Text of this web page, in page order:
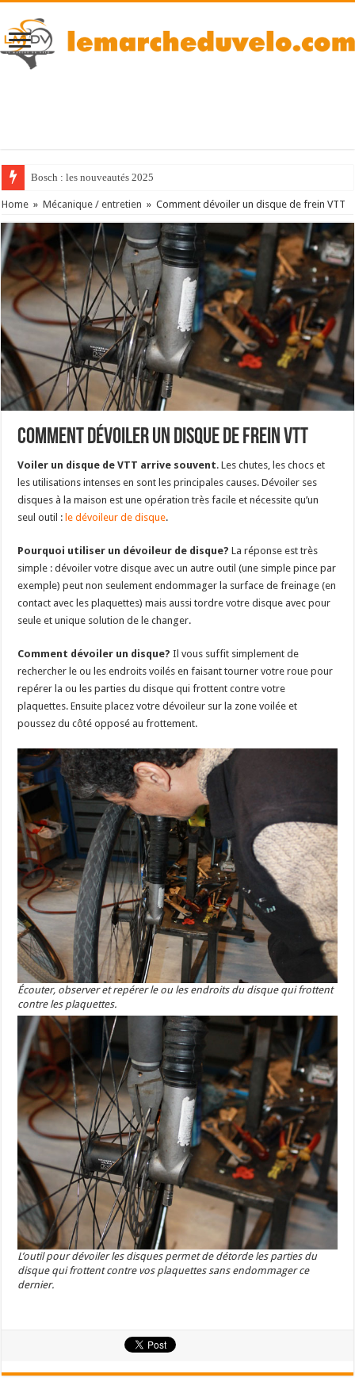
Bosch : les nouveautés 2025
Home » Mécanique / entretien » Comment dévoiler un disque de frein VTT
Comment dévoiler un disque de frein VTT
Voiler un disque de VTT arrive souvent. Les chutes, les chocs et
les utilisations intenses en sont les principales causes. Dévoiler ses
disques à la maison est une opération très facile et nécessite qu’un
seul outil : le dévoileur de disque.
Pourquoi utiliser un dévoileur de disque? La réponse est très
simple : dévoiler votre disque avec un autre outil (une simple pince par
exemple) peut non seulement endommager la surface de freinage (en
contact avec les plaquettes) mais aussi tordre votre disque avec pour
seule et unique solution de le changer.
Comment dévoiler un disque?Il vous suffit simplement de
rechercher le ou les endroits voilés en faisant tourner votre roue pour
repérer la ou les parties du disque qui frottent contre votre
plaquettes. Ensuite placez votre dévoileur sur la zone voilée et
poussez du côté opposé au frottement.
Écouter, observer et repérer le ou les endroits du disque qui frottent
contre les plaquettes.
L’outil pour dévoiler les disques permet de détorde les parties du
disque qui frottent contre vos plaquettes sans endommager ce
dernier.